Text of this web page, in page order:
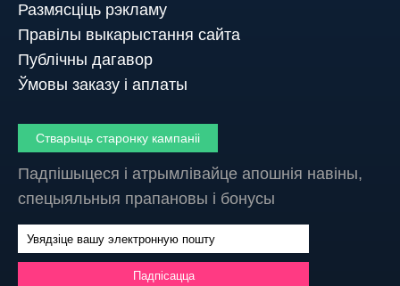
Размясціць рэкламу
Правілы выкарыстання сайта
Публічны дагавор
Ўмовы заказу і аплаты
Стварыць старонку кампаніі
Падпішыцеся і атрымлівайце апошнія навіны,
спецыяльныя прапановы і бонусы